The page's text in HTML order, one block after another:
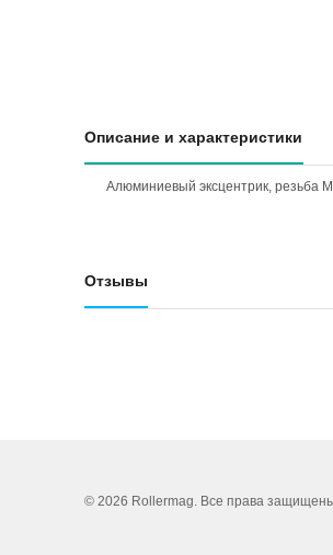
Описание и характеристики
Алюминиевый эксцентрик, резьба
Отзывы
© 2026 Rollermag. Все права